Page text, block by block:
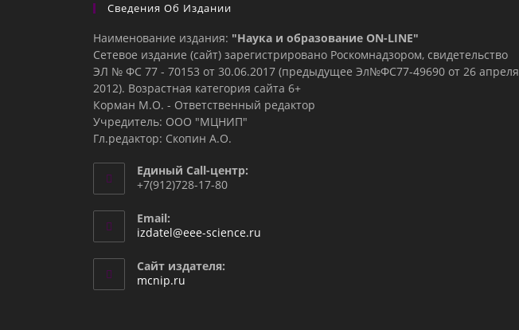
Сведения Об Издании
Наименование издания: "Наука и образование ON-LINE"
Сетевое издание (сайт) зарегистрировано Роскомнадзором, свидетельство
ЭЛ № ФС 77 - 70153 от 30.06.2017 (предыдущее Эл№ФC77-49690 от 26 апреля
2012). Возрастная категория сайта 6+
Корман М.О. - Ответственный редактор
Учредитель: ООО "МЦНИП"
Гл.редактор: Скопин А.О.
Единый Call-центр:
+7(912)728-17-80
Email:
izdatel@eee-science.ru
Сайт издателя:
mcnip.ru